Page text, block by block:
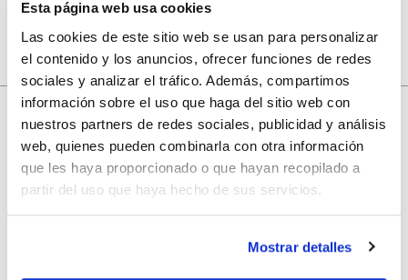
Esta página web usa cookies
Las cookies de este sitio web se usan para personalizar
el contenido y los anuncios, ofrecer funciones de redes
sociales y analizar el tráfico. Además, compartimos
información sobre el uso que haga del sitio web con
nuestros partners de redes sociales, publicidad y análisis
web, quienes pueden combinarla con otra información
que les haya proporcionado o que hayan recopilado a
partir del uso que haya hecho de sus servicios.
Mostrar detalles
10% de descuento
con tu primera compra.